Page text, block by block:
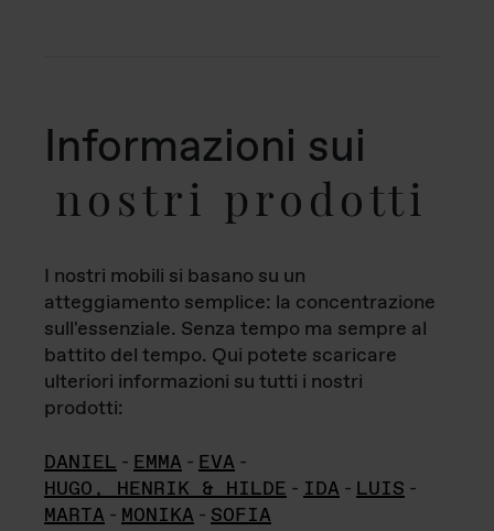
Informazioni sui
nostri prodotti
I nostri mobili si basano su un
atteggiamento semplice: la concentrazione
sull'essenziale. Senza tempo ma sempre al
battito del tempo. Qui potete scaricare
ulteriori informazioni su tutti i nostri
prodotti:
DANIEL - EMMA - EVA -
HUGO, HENRIK & HILDE - IDA - LUIS -
MARTA - MONIKA - SOFIA